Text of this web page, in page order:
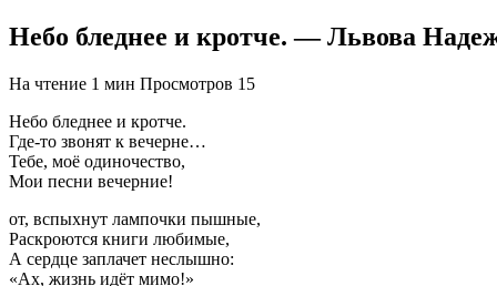
Небо бледнее и кротче. — Львова
На чтение 1 мин Просмотров 15
Небо бледнее и кротче.
Где-то звонят к вечерне…
Тебе, моё одиночество,
Мои песни вечерние!
от, вспыхнут лампочки пышные,
Раскроются книги любимые,
А сердце заплачет неслышно:
«Ах, жизнь идёт мимо!»